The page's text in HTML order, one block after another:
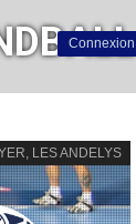
Connexion
LES ANDELYS